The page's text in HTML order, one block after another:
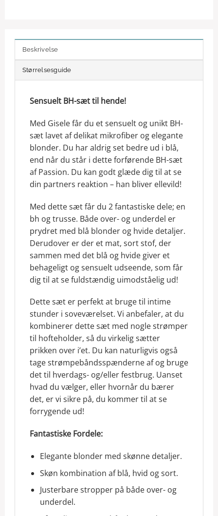
Beskrivelse
Størrelsesguide
Sensuelt BH-sæt til hende!
Med Gisele får du et sensuelt og unikt BH-
sæt lavet af delikat mikrofiber og elegante
blonder. Du har aldrig set bedre ud i blå,
end når du står i dette forførende BH-sæt
af Passion. Du kan godt glæde dig til at se
din partners reaktion – han bliver ellevild!
Med dette sæt får du 2 fantastiske dele; en
bh og trusse. Både over- og underdel er
prydret med blå blonder og hvide detaljer.
Derudover er der et mat, sort stof, der
sammen med det blå og hvide giver et
behageligt og sensuelt udseende, som får
dig til at se fuldstændig uimodståelig ud!
Dette sæt er perfekt at bruge til intime
stunder i soveværelset. Vi anbefaler, at du
kombinerer dette sæt med nogle strømper
til hofteholder, så du virkelig sætter
prikken over i’et. Du kan naturligvis også
tage strømpebåndsspænderne af og bruge
det til hverdags- og/eller festbrug. Uanset
hvad du vælger, eller hvornår du bærer
det, er vi sikre på, du kommer til at se
forrygende ud!
Fantastiske Fordele:
Elegante blonder med skønne detaljer.
Skøn kombination af blå, hvid og sort.
Justerbare stropper på både over- og
underdel.